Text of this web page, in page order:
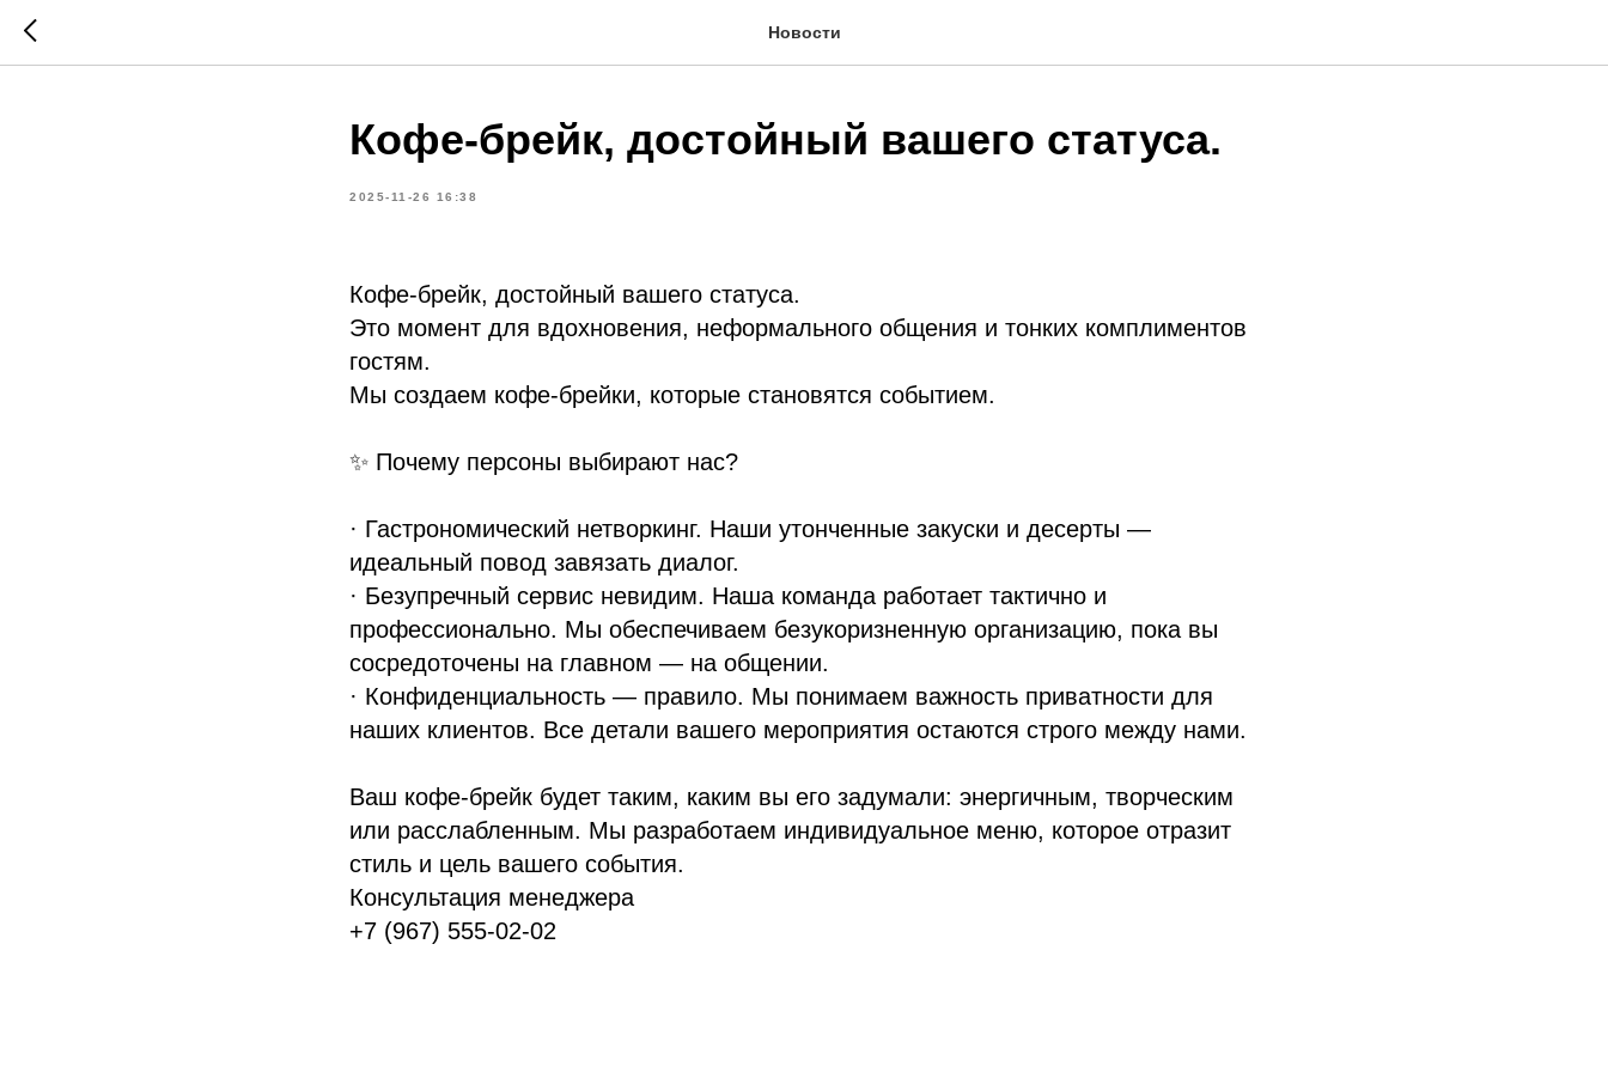
Новости
Кофе-брейк, достойный вашего статуса.
2025-11-26 16:38
Кофе-брейк, достойный вашего статуса.
Это момент для вдохновения, неформального общения и тонких комплиментов
гостям.
Мы создаем кофе-брейки, которые становятся событием.
✨ Почему персоны выбирают нас?
· Гастрономический нетворкинг. Наши утонченные закуски и десерты —
идеальный повод завязать диалог.
· Безупречный сервис невидим. Наша команда работает тактично и
профессионально. Мы обеспечиваем безукоризненную организацию, пока вы
сосредоточены на главном — на общении.
· Конфиденциальность — правило. Мы понимаем важность приватности для
наших клиентов. Все детали вашего мероприятия остаются строго между нами.
Ваш кофе-брейк будет таким, каким вы его задумали: энергичным, творческим
или расслабленным. Мы разработаем индивидуальное меню, которое отразит
стиль и цель вашего события.
Консультация менеджера
+7 (967) 555-02-02